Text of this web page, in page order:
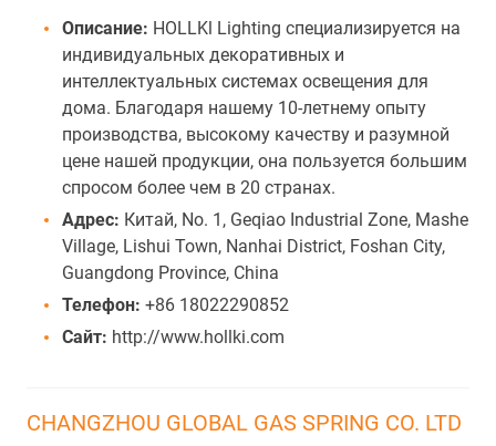
Описание: HOLLKl Lighting специализируется на
индивидуальных декоративных и
интеллектуальных системах освещения для
дома. Благодаря нашему 10-летнему опыту
производства, высокому качеству и разумной
цене нашей продукции, она пользуется большим
спросом более чем в 20 странах.
Адрес: Китай, No. 1, Geqiao Industrial Zone, Mashe
Village, Lishui Town, Nanhai District, Foshan City,
Guangdong Province, China
Телефон: +86 18022290852
Сайт: http://www.hollki.com
CHANGZHOU GLOBAL GAS SPRING CO. LTD